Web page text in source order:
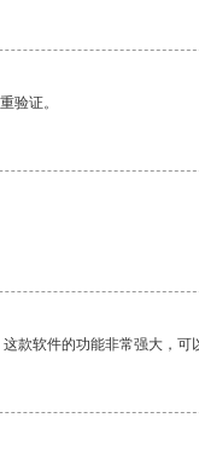
验证。
款软件的功能非常强大，